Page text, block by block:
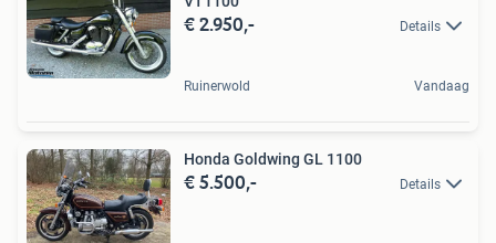
€ 2.950,- Details
Ruinerwold Vandaag
Honda Goldwing GL 1100
€ 5.500,- Details